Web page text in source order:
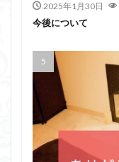
2025年1月30日
今後について